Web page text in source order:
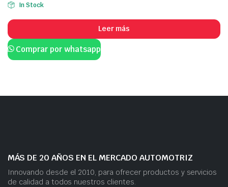
In Stock
Leer más
Comprar por whatsapp
MÁS DE 20 AÑOS EN EL MERCADO AUTOMOTRIZ
Innovando desde el 2010, para ofrecer productos y servicios
de calidad a todos nuestros clientes.